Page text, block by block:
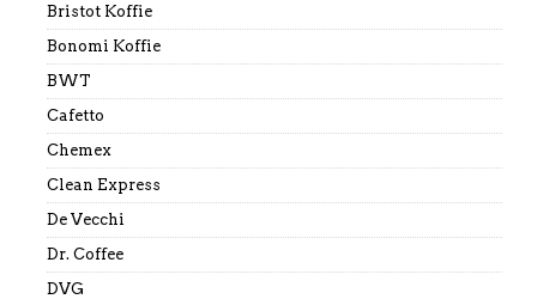
Bristot Koffie
Bonomi Koffie
BWT
Cafetto
Chemex
Clean Express
De Vecchi
Dr. Coffee
DVG